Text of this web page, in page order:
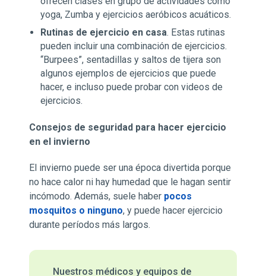
yoga, Zumba y ejercicios aeróbicos acuáticos.
Rutinas de ejercicio en casa. Estas rutinas
pueden incluir una combinación de ejercicios.
“Burpees”, sentadillas y saltos de tijera son
algunos ejemplos de ejercicios que puede
hacer, e incluso puede probar con videos de
ejercicios.
Consejos de seguridad para hacer ejercicio
en el invierno
El invierno puede ser una época divertida porque
no hace calor ni hay humedad que le hagan sentir
incómodo. Además, suele haber pocos
mosquitos o ninguno, y puede hacer ejercicio
durante períodos más largos.
Nuestros médicos y equipos de